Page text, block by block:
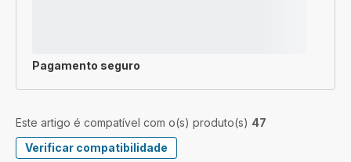
Pagamento seguro
Este artigo é compatível com o(s) produto(s) 47
Verificar compatibilidade